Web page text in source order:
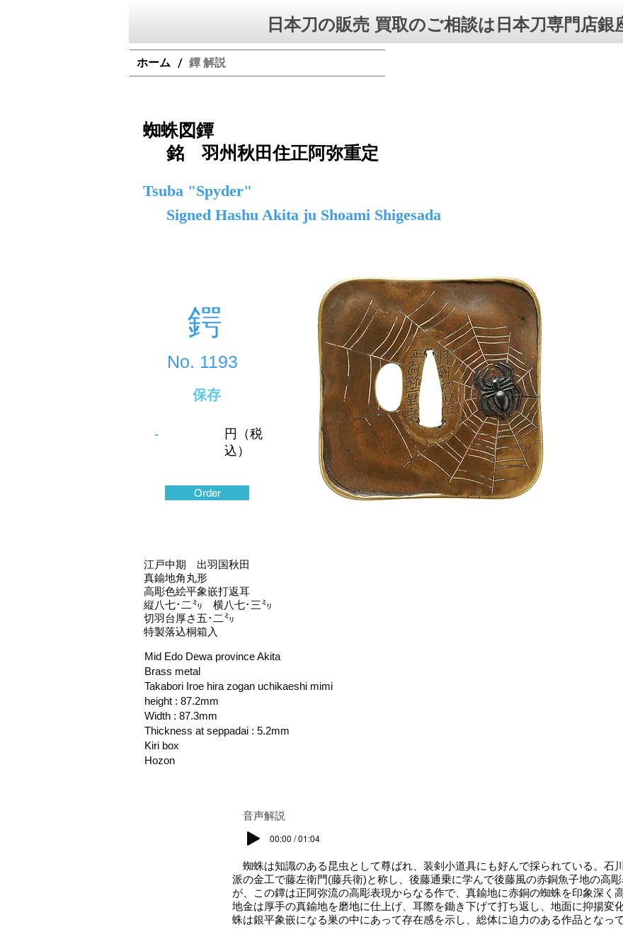
日本刀の販売 買取のご相談は日本刀専門店銀
ホーム / 鐔 解説
蜘蛛図鐔
銘 羽州秋田住正阿弥重定
Tsuba "Spyder"
Signed Hashu Akita ju Shoami Shigesada
鍔
No. 1193
保存
-
円（税
込）
Order
江戸中期 出羽国秋田
真鍮地角丸形
高彫色絵平象嵌打返耳
縦八七･二㍉ 横八七･三㍉
切羽台厚さ五･二㍉
特製落込桐箱入
Mid Edo Dewa province Akita
Brass metal
Takabori Iroe hira zogan uchikaeshi mimi
height : 87.2mm
Width : 87.3mm
Thickness at seppadai : 5.2mm
Kiri box
Hozon
​音声解説
00:00 / 01:04
蜘蛛は知識のある昆虫として尊ばれ、装剣小道具にも好んで採られている。石
派の金工で藤左衛門(藤兵衛)と称し、後藤通乗に学んで後藤風の赤銅魚子地の高
が、この鐔は正阿弥流の高彫表現からなる作で、真鍮地に赤銅の蜘蛛を印象深く
地金は厚手の真鍮地を磨地に仕上げ、耳際を鋤き下げて打ち返し、地面に抑揚変
蛛は銀平象嵌になる巣の中にあって存在感を示し、総体に迫力のある作品となって